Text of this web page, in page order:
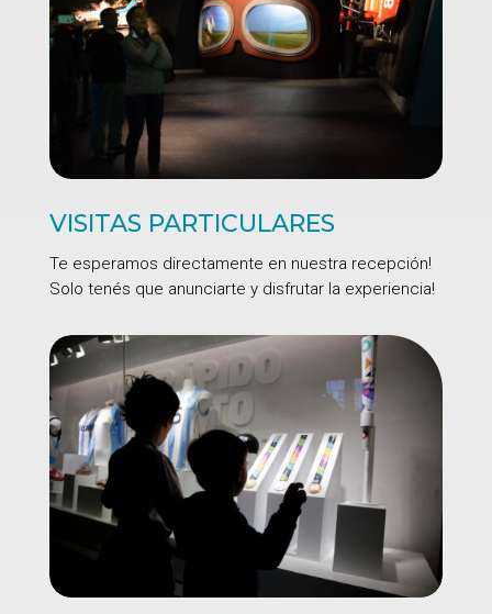
VISITAS PARTICULARES
Te esperamos directamente en nuestra recepción!
Solo tenés que anunciarte y disfrutar la experiencia!